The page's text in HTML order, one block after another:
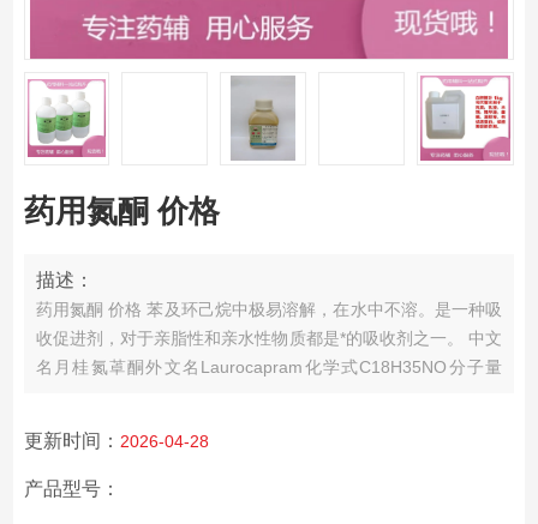
药用氮酮 价格
描述：
药用氮酮 价格 苯及环己烷中极易溶解，在水中不溶。是一种吸
收促进剂，对于亲脂性和亲水性物质都是*的吸收剂之一。 中文
名月桂氮䓬酮外文名Laurocapram化学式C18H35NO分子量
更新时间： 2026-04-28
产品型号：